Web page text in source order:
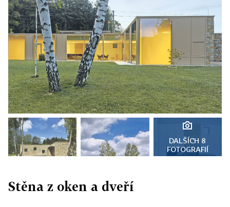
DALŠÍCH 8
FOTOGRAFIÍ
Stěna z oken a dveří